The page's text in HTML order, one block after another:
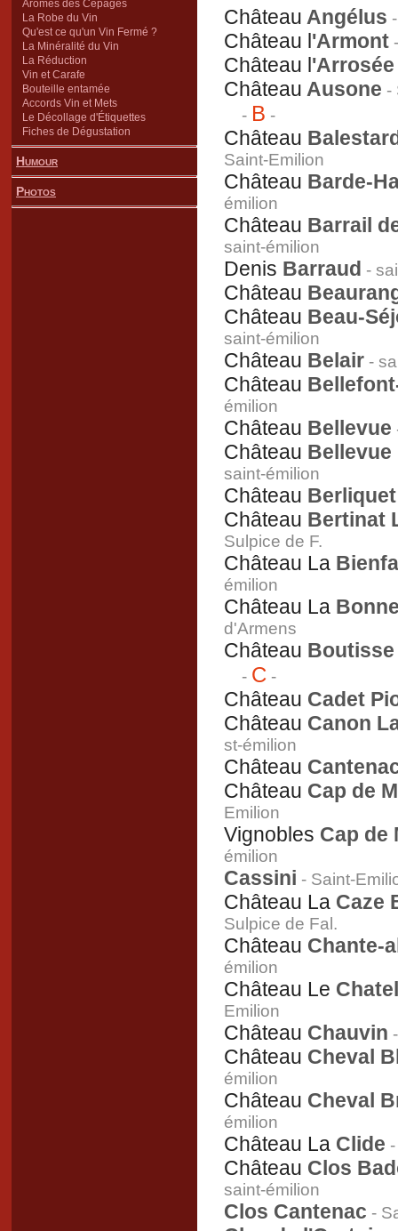
Arômes des Cépages
La Robe du Vin
Qu'est ce qu'un Vin Fermé ?
La Minéralité du Vin
La Réduction
Vin et Carafe
Bouteille entamée
Accords Vin et Mets
Le Décollage d'Étiquettes
Fiches de Dégustation
Humour
Photos
Château Angélus
Château l'Armont
Château l'Arrosée
Château Ausone -
- B -
Château
Saint-Emilion
Château Barde-
émilion
Château Barrail
saint-émilion
Denis Barraud -
Château
Château Beau-
saint-émilion
Château Belair -
Château
émilion
Château Bellevue
Château
saint-émilion
Château Berliquet
Château Bertinat
Sulpice de F.
Château La
émilion
Château La
d'Armens
Château Boutisse
- C -
Château Cadet
Château Canon
st-émilion
Château
Château Cap de
Emilion
Vignobles Cap de
émilion
Cassini - Saint-
Château La Caze
Sulpice de Fal.
Château Chante-
émilion
Château Le
Emilion
Château Chauvin
Château Cheval
émilion
Château Cheval
émilion
Château La Clide
Château Clos
saint-émilion
Clos Cantenac -